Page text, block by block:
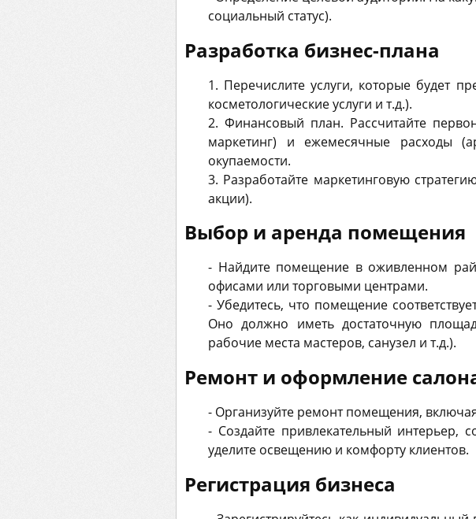
социальный статус).
Разработка бизнес-плана
1. Перечислите услуги, которые будет
косметологические услуги и т.д.).
2. Финансовый план. Рассчитайте
маркетинг) и ежемесячные расходы
окупаемости.
3. Разработайте маркетинговую
акции).
Выбор и аренда помещения
- Найдите помещение в оживленном
офисами или торговыми центрами.
- Убедитесь, что помещение
Оно должно иметь достаточную
рабочие места мастеров, санузел и т.д.).
Ремонт и оформление
- Организуйте ремонт помещения,
- Создайте привлекательный интерьер,
уделите освещению и комфорту клиентов.
Регистрация бизнеса